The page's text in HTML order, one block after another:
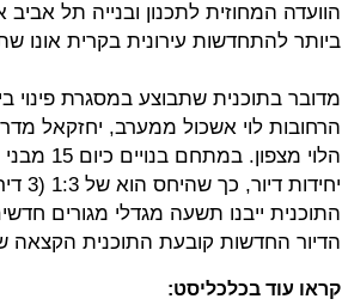
הוועדה המחוזית לתכנון ובנייה תל
ביותר להתחדשות עירונית בקרית אונו שתכלול 982
הרחובות לוי אשכול ממערב, יחזקאל
הדיור החדשות קובעת התוכנית הקצאה של 20% יחידות דיור
קראו עוד בכלכליסט: